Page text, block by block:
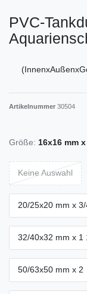
PVC-
Artikelnummer 30504
Größe: 16x16 mm
Keine Auswahl
20/25x20 mm x
32/40x32 mm x 1
50/63x50 mm x 2